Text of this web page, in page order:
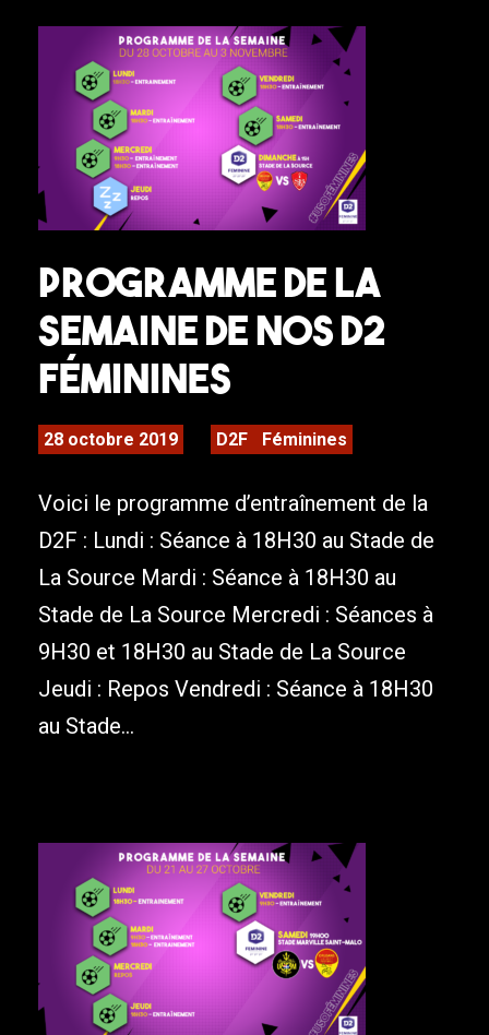
Programme de la
semaine de nos D2
Féminines
28 octobre 2019 D2F Féminines
Voici le programme d’entraînement de la
D2F : Lundi : Séance à 18H30 au Stade de
La Source Mardi : Séance à 18H30 au
Stade de La Source Mercredi : Séances à
9H30 et 18H30 au Stade de La Source
Jeudi : Repos Vendredi : Séance à 18H30
au Stade...